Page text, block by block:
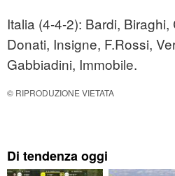
Italia (4-4-2): Bardi,
Donati, Insigne, F.Rossi,
Gabbiadini, Immobile.
© RIPRODUZIONE VIETATA
Di tendenza oggi